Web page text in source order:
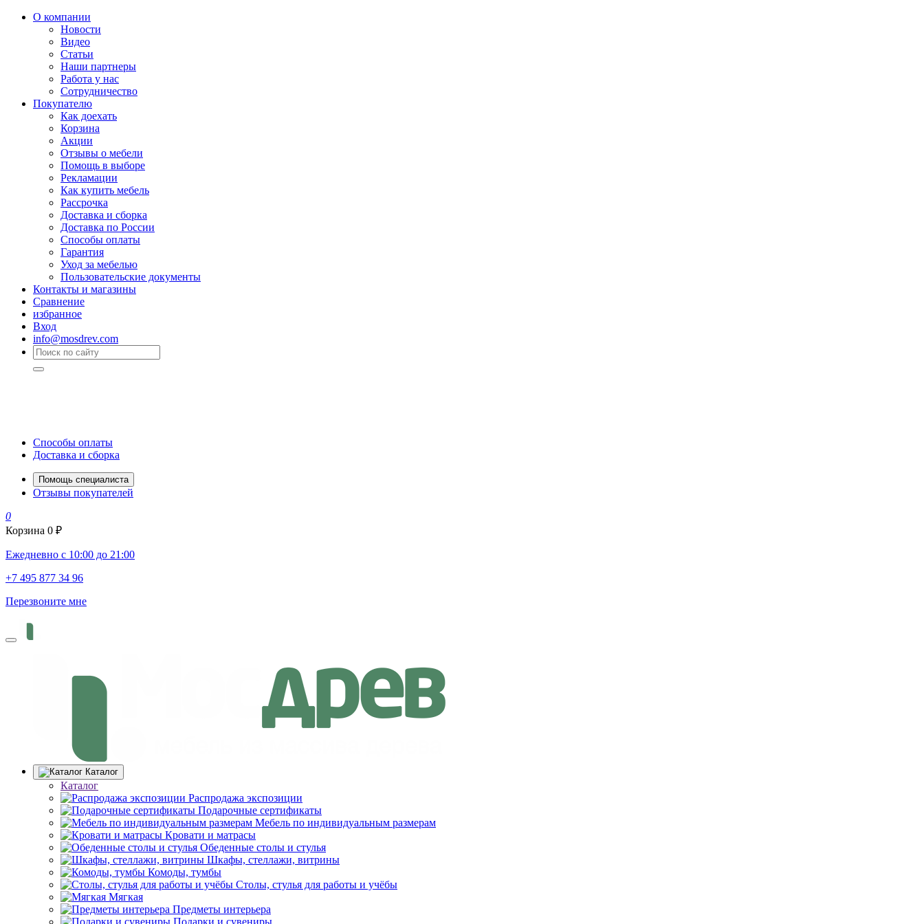
О компании
Новости
Видео
Статьи
Наши партнеры
Работа у нас
Сотрудничество
Покупателю
Как доехать
Корзина
Акции
Отзывы о мебели
Помощь в выборе
Рекламации
Как купить мебель
Рассрочка
Доставка и сборка
Доставка по России
Способы оплаты
Гарантия
Уход за мебелью
Пользовательские документы
Контакты и магазины
Сравнение
избранное
Вход
info@mosdrev.com
Способы оплаты
Доставка и сборка
Помощь специалиста
Отзывы покупателей
0
Корзина 0 ₽
Ежедневно с 10:00 до 21:00
+7 495 877 34 96
Перезвоните мне
Каталог
Каталог
Распродажа экспозиции
Подарочные сертификаты
Мебель по индивидуальным размерам
Кровати и матрасы
Обеденные столы и стулья
Шкафы, стеллажи, витрины
Комоды, тумбы
Столы, стулья для работы и учёбы
Мягкая
Предметы интерьера
Подарки и сувениры